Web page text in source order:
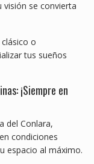
visión se convierta
o
tus sueños
¡Siempre en
del Conlara,
condiciones
espacio al máximo.